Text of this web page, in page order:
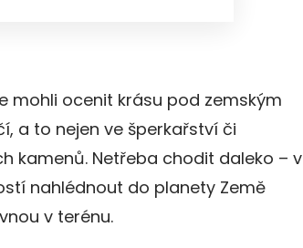
mohli ocenit krásu pod zemským
a to nejen ve šperkařství či
kamenů. Netřeba chodit daleko – v
nahlédnout do planety Země
v terénu.